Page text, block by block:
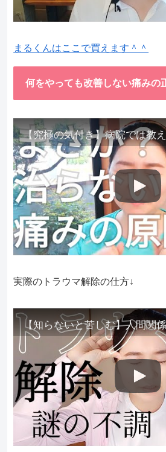
まるくんはここで買えます＾＾
何をやっても改善しない痛みの
実際のトラウマ解除の仕方↓